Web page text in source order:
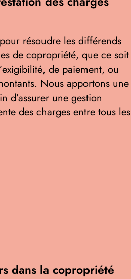
résoudre les différends
de copropriété, que ce soit
de paiement, ou
Nous apportons une
d’assurer une gestion
des charges entre tous les
dans la copropriété